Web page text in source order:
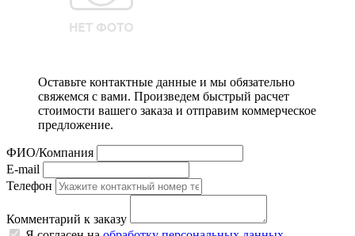
Оставьте контактные данные и мы обязательно
свяжемся с вами. Произведем быстрый расчет
стоимости вашего заказа и отправим коммерческое
предложение.
ФИО/Компания
E-mail
Телефон
Комментарий к заказу